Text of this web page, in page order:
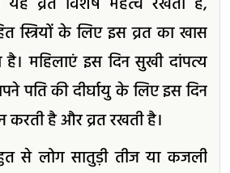
व्रत विशेष महत्व रखता है,
स्त्रियों के लिए इस व्रत का खास
महिलाएं इस दिन सुखी दांपत्य
पति की दीर्घायु के लिए इस दिन
करती है और व्रत रखती है।
से लोग सातुड़ी तीज या कजली